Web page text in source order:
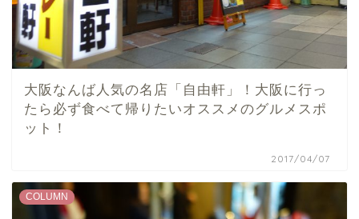
大阪なんば人気の名店「自由軒」！大阪に行っ
たら必ず食べて帰りたいオススメのグルメスポ
ット！
2017/04/07
COLUMN